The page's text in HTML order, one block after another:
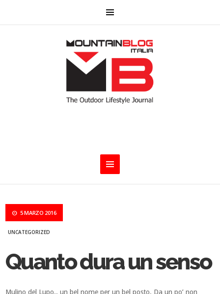
5 MARZO 2016
UNCATEGORIZED
Quanto dura un senso
Mulino del Lupo.. un bel nome per un bel posto. Da un po’ non